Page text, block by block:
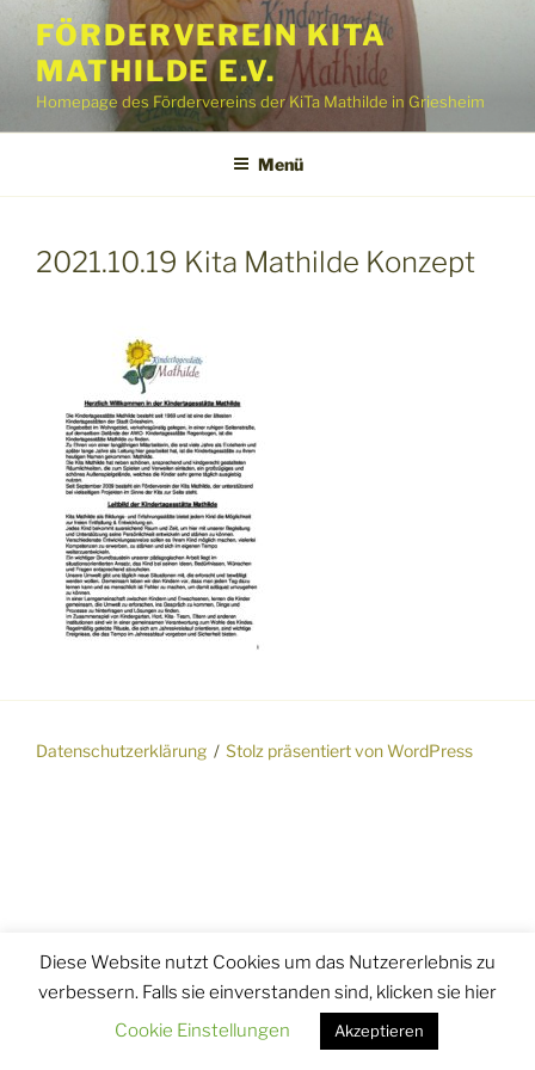
Inhalt
springen
FÖRDERVEREIN KITA
MATHILDE E.V.
Homepage des Fördervereins der KiTa Mathilde in Griesheim
Menü
2021.10.19 Kita Mathilde Konzept
Datenschutzerklärung Stolz präsentiert von WordPress
Diese Website nutzt Cookies um das Nutzererlebnis zu
verbessern. Falls sie einverstanden sind, klicken sie hier
Cookie Einstellungen
Akzeptieren